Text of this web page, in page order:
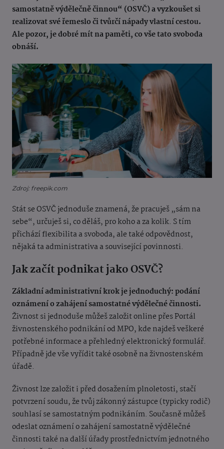
samostatně výdělečně činnou“ (OSVČ) a vyzkoušet si
realizovat své řemeslo či tvůrčí nápady vlastní cestou.
Ale pozor, je dobré mít na paměti, co vše tato svoboda
obnáší.
Zdroj: freepik.com
Stát se OSVČ jednoduše znamená, že pracuješ „sám na
sebe“, určuješ si, co děláš, pro koho a za kolik. S tím
přichází flexibilita a svoboda, ale také odpovědnost,
nějaká ta administrativa a související povinnosti.
Jak začít podnikat jako OSVČ?
Základní administrativní krok je jednoduchý: podání
oznámení o zahájení samostatné výdělečné činnosti.
Živnost si jednoduše můžeš založit online přes Portál
živnostenského podnikání od MPO, kde najdeš veškeré
potřebné informace a přehledný elektronický formulář.
Případně jde vše vyřídit také osobně na živnostenském
úřadě.
Živnost lze založit i před dosažením plnoletosti, stačí
potvrzení soudu, že tvůj zákonný zástupce (typicky rodič)
souhlasí se samostatným podnikáním. Současně můžeš
odeslat oznámení o zahájení samostatně výdělečné
činnosti také na další úřady prostřednictvím jednotného